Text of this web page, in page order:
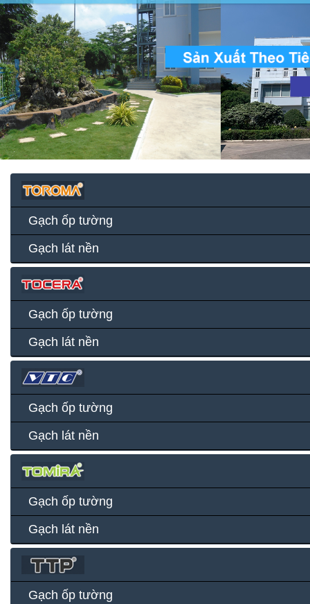
Gạch ốp tường
Gạch lát nền
Gạch ốp tường
Gạch lát nền
Gạch ốp tường
Gạch lát nền
Gạch ốp tường
Gạch lát nền
Gạch ốp tường